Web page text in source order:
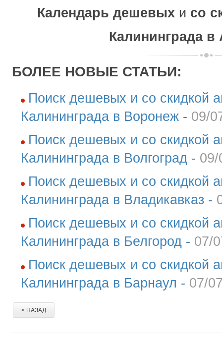
Календарь дешевых и со
Калининградав
БОЛЕЕ НОВЫЕ СТАТЬИ:
Поиск дешевых и со скидкой
Калининграда в Воронеж - 09/
Поиск дешевых и со скидкой
Калининграда в Волгоград - 09/
Поиск дешевых и со скидкой
Калининграда в Владикавказ -
Поиск дешевых и со скидкой
Калининграда в Белгород - 07/
Поиск дешевых и со скидкой
Калининграда в Барнаул - 07/
< НАЗАД